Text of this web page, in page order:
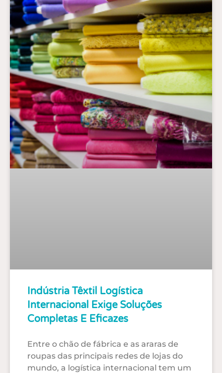
Indústria Têxtil Logística
Internacional Exige Soluções
Completas E Eficazes
Entre o chão de fábrica e as araras de
roupas das principais redes de lojas do
mundo, a logística internacional tem um